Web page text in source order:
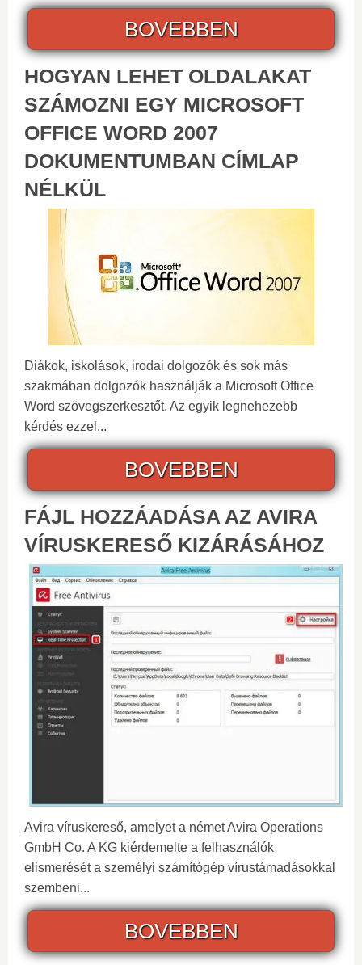
BOVEBBEN
HOGYAN LEHET OLDALAKAT
SZÁMOZNI EGY MICROSOFT
OFFICE WORD 2007
DOKUMENTUMBAN CÍMLAP
NÉLKÜL
Diákok, iskolások, irodai dolgozók és sok más
szakmában dolgozók használják a Microsoft Office
Word szövegszerkesztőt. Az egyik legnehezebb
kérdés ezzel...
BOVEBBEN
FÁJL HOZZÁADÁSA AZ AVIRA
VÍRUSKERESŐ KIZÁRÁSÁHOZ
Avira víruskereső, amelyet a német Avira Operations
GmbH Co. A KG kiérdemelte a felhasználók
elismerését a személyi számítógép vírustámadásokkal
szembeni...
BOVEBBEN